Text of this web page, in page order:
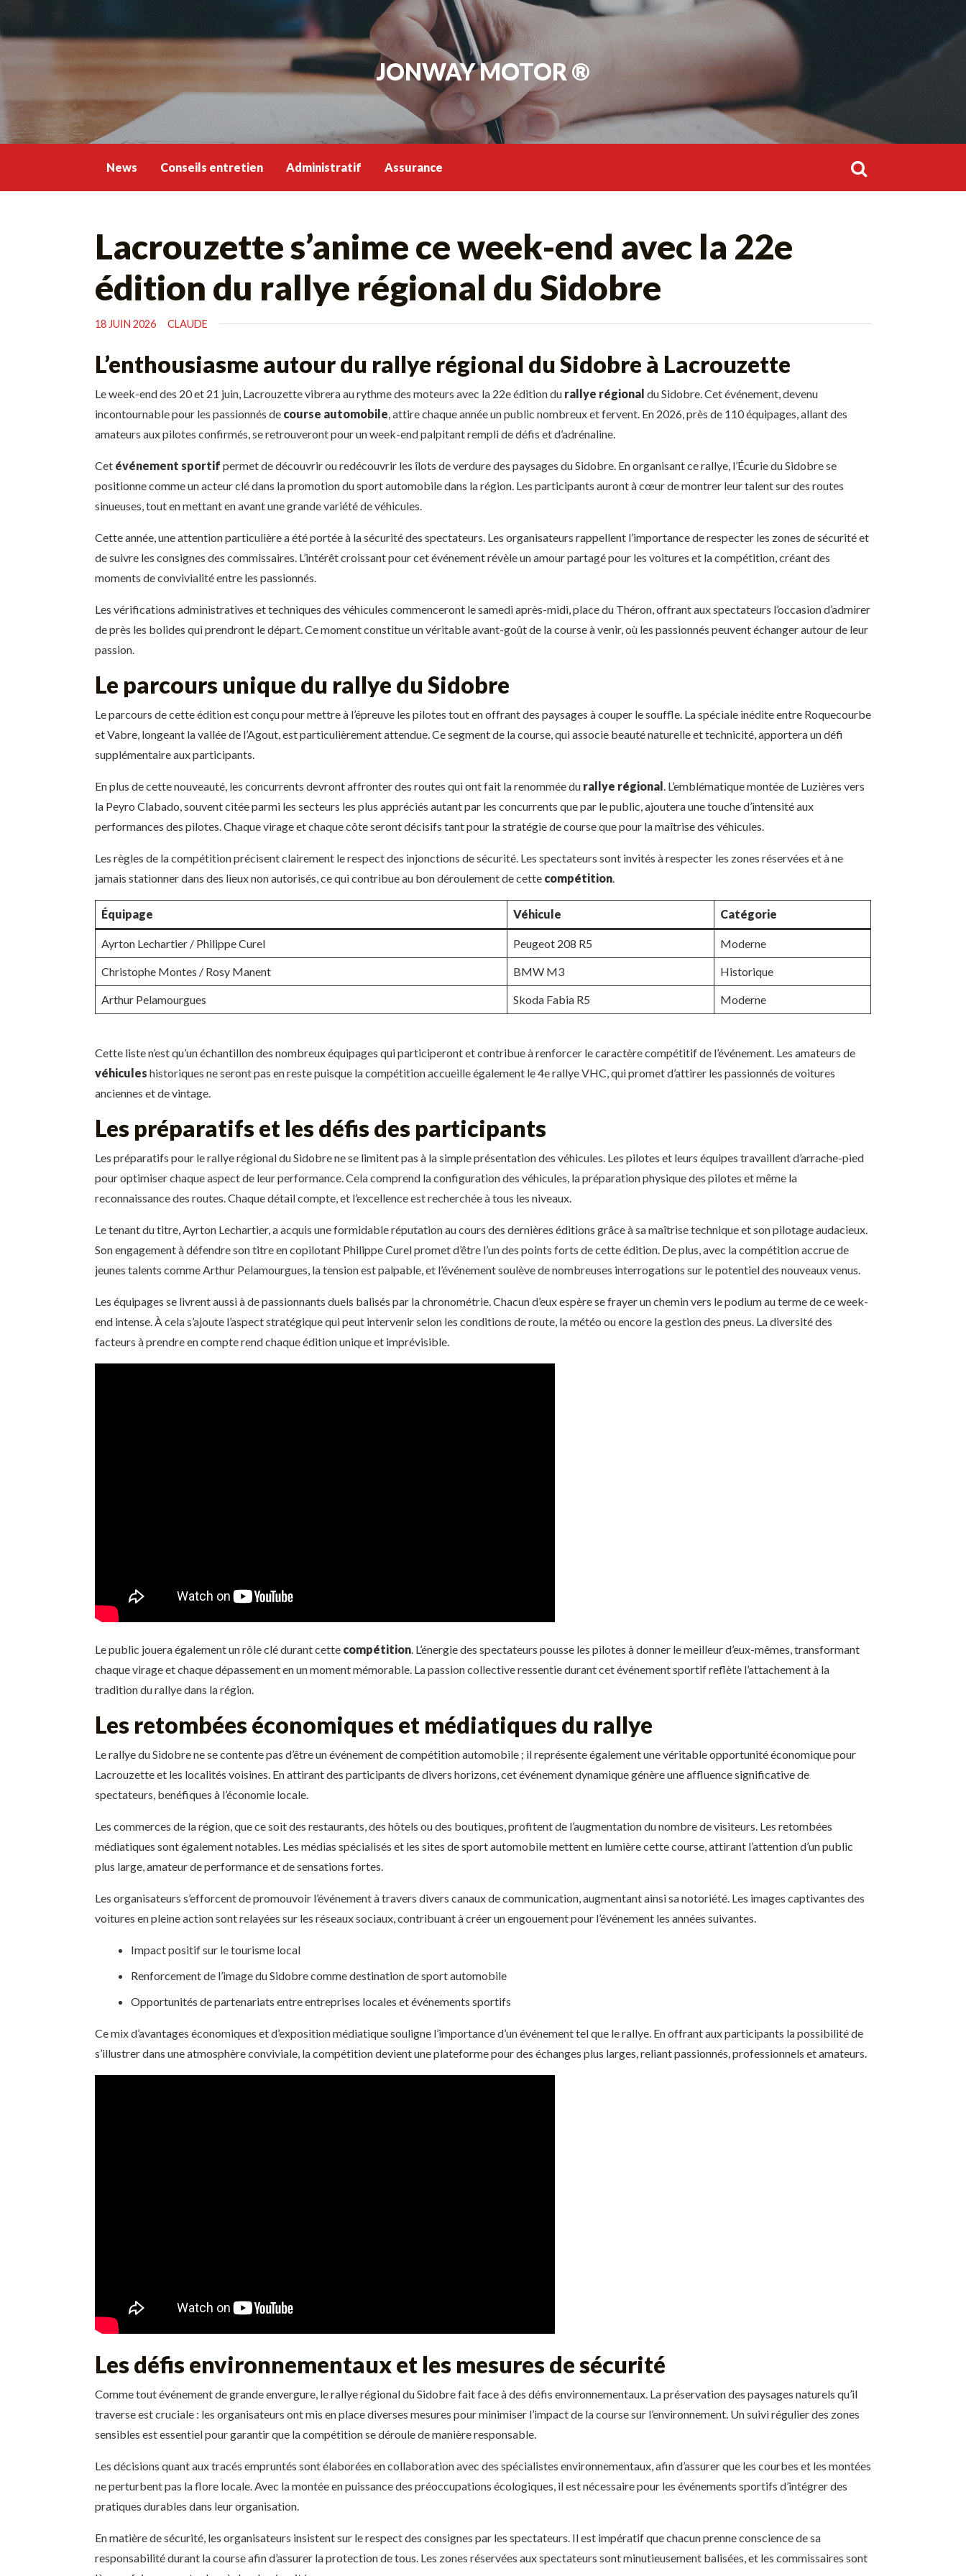
JONWAY MOTOR ®
News Conseils entretien Administratif Assurance
Lacrouzette s’anime ce week-end avec la 22e
édition du rallye régional du Sidobre
18 JUIN 2026 CLAUDE
L’enthousiasme autour du rallye régional du Sidobre à Lacrouzette
Le week-end des 20 et 21 juin, Lacrouzette vibrera au rythme des moteurs avec la 22e édition du rallye régional du Sidobre. Cet événement, devenu
incontournable pour les passionnés de course automobile, attire chaque année un public nombreux et fervent. En 2026, près de 110 équipages, allant des
amateurs aux pilotes confirmés, se retrouveront pour un week-end palpitant rempli de défis et d’adrénaline.
Cet événement sportif permet de découvrir ou redécouvrir les îlots de verdure des paysages du Sidobre. En organisant ce rallye, l’Écurie du Sidobre se
positionne comme un acteur clé dans la promotion du sport automobile dans la région. Les participants auront à cœur de montrer leur talent sur des routes
sinueuses, tout en mettant en avant une grande variété de véhicules.
Cette année, une attention particulière a été portée à la sécurité des spectateurs. Les organisateurs rappellent l’importance de respecter les zones de sécurité et
de suivre les consignes des commissaires. L’intérêt croissant pour cet événement révèle un amour partagé pour les voitures et la compétition, créant des
moments de convivialité entre les passionnés.
Les vérifications administratives et techniques des véhicules commenceront le samedi après-midi, place du Théron, offrant aux spectateurs l’occasion d’admirer
de près les bolides qui prendront le départ. Ce moment constitue un véritable avant-goût de la course à venir, où les passionnés peuvent échanger autour de leur
passion.
Le parcours unique du rallye du Sidobre
Le parcours de cette édition est conçu pour mettre à l’épreuve les pilotes tout en offrant des paysages à couper le souffle. La spéciale inédite entre Roquecourbe
et Vabre, longeant la vallée de l’Agout, est particulièrement attendue. Ce segment de la course, qui associe beauté naturelle et technicité, apportera un défi
supplémentaire aux participants.
En plus de cette nouveauté, les concurrents devront affronter des routes qui ont fait la renommée du rallye régional . L’emblématique montée de Luzières vers
la Peyro Clabado, souvent citée parmi les secteurs les plus appréciés autant par les concurrents que par le public, ajoutera une touche d’intensité aux
performances des pilotes. Chaque virage et chaque côte seront décisifs tant pour la stratégie de course que pour la maîtrise des véhicules.
Les règles de la compétition précisent clairement le respect des injonctions de sécurité. Les spectateurs sont invités à respecter les zones réservées et à ne
jamais stationner dans des lieux non autorisés, ce qui contribue au bon déroulement de cette compétition.
Équipage Véhicule Catégorie
Ayrton Lechartier / Philippe Curel Peugeot 208 R5 Moderne
Christophe Montes / Rosy Manent BMW M3 Historique
Arthur Pelamourgues Skoda Fabia R5 Moderne
Cette liste n’est qu’un échantillon des nombreux équipages qui participeront et contribue à renforcer le caractère compétitif de l’événement. Les amateurs de
véhicules historiques ne seront pas en reste puisque la compétition accueille également le 4e rallye VHC, qui promet d’attirer les passionnés de voitures
anciennes et de vintage.
Les préparatifs et les défis des participants
Les préparatifs pour le rallye régional du Sidobre ne se limitent pas à la simple présentation des véhicules. Les pilotes et leurs équipes travaillent d’arrache-pied
pour optimiser chaque aspect de leur performance. Cela comprend la configuration des véhicules, la préparation physique des pilotes et même la
reconnaissance des routes. Chaque détail compte, et l’excellence est recherchée à tous les niveaux.
Le tenant du titre, Ayrton Lechartier, a acquis une formidable réputation au cours des dernières éditions grâce à sa maîtrise technique et son pilotage audacieux.
Son engagement à défendre son titre en copilotant Philippe Curel promet d’être l’un des points forts de cette édition. De plus, avec la compétition accrue de
jeunes talents comme Arthur Pelamourgues, la tension est palpable, et l’événement soulève de nombreuses interrogations sur le potentiel des nouveaux venus.
Les équipages se livrent aussi à de passionnants duels balisés par la chronométrie. Chacun d’eux espère se frayer un chemin vers le podium au terme de ce week-
end intense. À cela s’ajoute l’aspect stratégique qui peut intervenir selon les conditions de route, la météo ou encore la gestion des pneus. La diversité des
facteurs à prendre en compte rend chaque édition unique et imprévisible.
Le public jouera également un rôle clé durant cette compétition. L’énergie des spectateurs pousse les pilotes à donner le meilleur d’eux-mêmes, transformant
chaque virage et chaque dépassement en un moment mémorable. La passion collective ressentie durant cet événement sportif reflète l’attachement à la
tradition du rallye dans la région.
Les retombées économiques et médiatiques du rallye
Le rallye du Sidobre ne se contente pas d’être un événement de compétition automobile ; il représente également une véritable opportunité économique pour
Lacrouzette et les localités voisines. En attirant des participants de divers horizons, cet événement dynamique génère une affluence significative de
spectateurs, benéfiques à l’économie locale.
Les commerces de la région, que ce soit des restaurants, des hôtels ou des boutiques, profitent de l’augmentation du nombre de visiteurs. Les retombées
médiatiques sont également notables. Les médias spécialisés et les sites de sport automobile mettent en lumière cette course, attirant l’attention d’un public
plus large, amateur de performance et de sensations fortes.
Les organisateurs s’efforcent de promouvoir l’événement à travers divers canaux de communication, augmentant ainsi sa notoriété. Les images captivantes des
voitures en pleine action sont relayées sur les réseaux sociaux, contribuant à créer un engouement pour l’événement les années suivantes.
Impact positif sur le tourisme local
Renforcement de l’image du Sidobre comme destination de sport automobile
Opportunités de partenariats entre entreprises locales et événements sportifs
Ce mix d’avantages économiques et d’exposition médiatique souligne l’importance d’un événement tel que le rallye. En offrant aux participants la possibilité de
s’illustrer dans une atmosphère conviviale, la compétition devient une plateforme pour des échanges plus larges, reliant passionnés, professionnels et amateurs.
Les défis environnementaux et les mesures de sécurité
Comme tout événement de grande envergure, le rallye régional du Sidobre fait face à des défis environnementaux. La préservation des paysages naturels qu’il
traverse est cruciale : les organisateurs ont mis en place diverses mesures pour minimiser l’impact de la course sur l’environnement. Un suivi régulier des zones
sensibles est essentiel pour garantir que la compétition se déroule de manière responsable.
Les décisions quant aux tracés empruntés sont élaborées en collaboration avec des spécialistes environnementaux, afin d’assurer que les courbes et les montées
ne perturbent pas la flore locale. Avec la montée en puissance des préoccupations écologiques, il est nécessaire pour les événements sportifs d’intégrer des
pratiques durables dans leur organisation.
En matière de sécurité, les organisateurs insistent sur le respect des consignes par les spectateurs. Il est impératif que chacun prenne conscience de sa
responsabilité durant la course afin d’assurer la protection de tous. Les zones réservées aux spectateurs sont minutieusement balisées, et les commissaires sont
Rechercher :